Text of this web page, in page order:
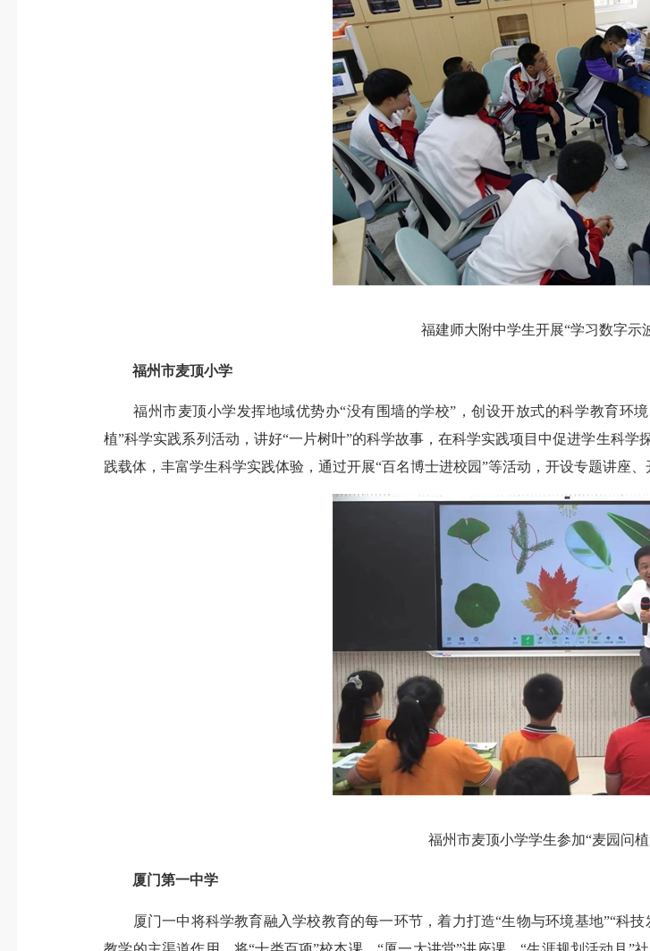
福建师大附中学生开展“学习数字示
福州市麦顶小学
福州市麦顶小学发挥地域优势办“没有围墙的学校”，创设开放式的科学教育环
植”科学实践系列活动，讲好“一片树叶”的科学故事，在科学实践项目中促进学生科
践载体，丰富学生科学实践体验，通过开展“百名博士进校园”等活动，开设专题讲座
福州市麦顶小学学生参加“麦园问
厦门第一中学
厦门一中将科学教育融入学校教育的每一环节，着力打造“生物与环境基地”“科技